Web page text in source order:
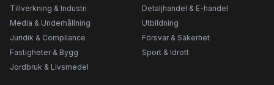
Tillverkning & Industri
Detaljhandel & E-handel
Media & Underhållning
Utbildning
Juridik & Compliance
Försvar & Säkerhet
Fastigheter & Bygg
Sport & Idrott
Jordbruk & Livsmedel